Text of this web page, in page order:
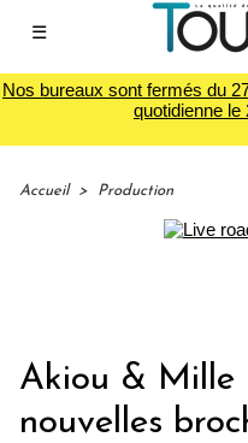
☰
Nos bureaux sont fermés du
quotidienne le
Accueil > Production
Akiou & Mille
nouvelles